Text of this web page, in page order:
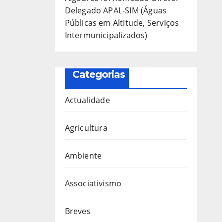
Delegado APAL-SIM (Águas
Públicas em Altitude, Serviços
Intermunicipalizados)
Categorias
Actualidade
Agricultura
Ambiente
Associativismo
Breves